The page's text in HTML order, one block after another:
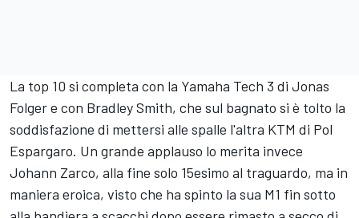
La top 10 si completa con la Yamaha Tech 3 di Jonas
Folger e con Bradley Smith, che sul bagnato si è tolto la
soddisfazione di mettersi alle spalle l'altra KTM di Pol
Espargaro. Un grande applauso lo merita invece
Johann Zarco, alla fine solo 15esimo al traguardo, ma in
maniera eroica, visto che ha spinto la sua M1 fin sotto